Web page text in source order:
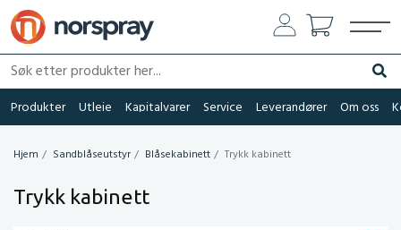
Søk etter produkter her...
Søk
Produkter Utleie Kapitalvarer Service Leverandører Om oss
Hjem Sandblåseutstyr Blåsekabinett Trykk kabinett
Trykk kabinett